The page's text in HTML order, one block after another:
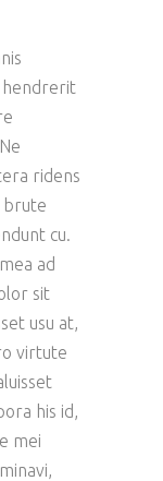
hendrerit
ridens
brute
cu.
ad
sit
usu at,
virtute
his id,
mei